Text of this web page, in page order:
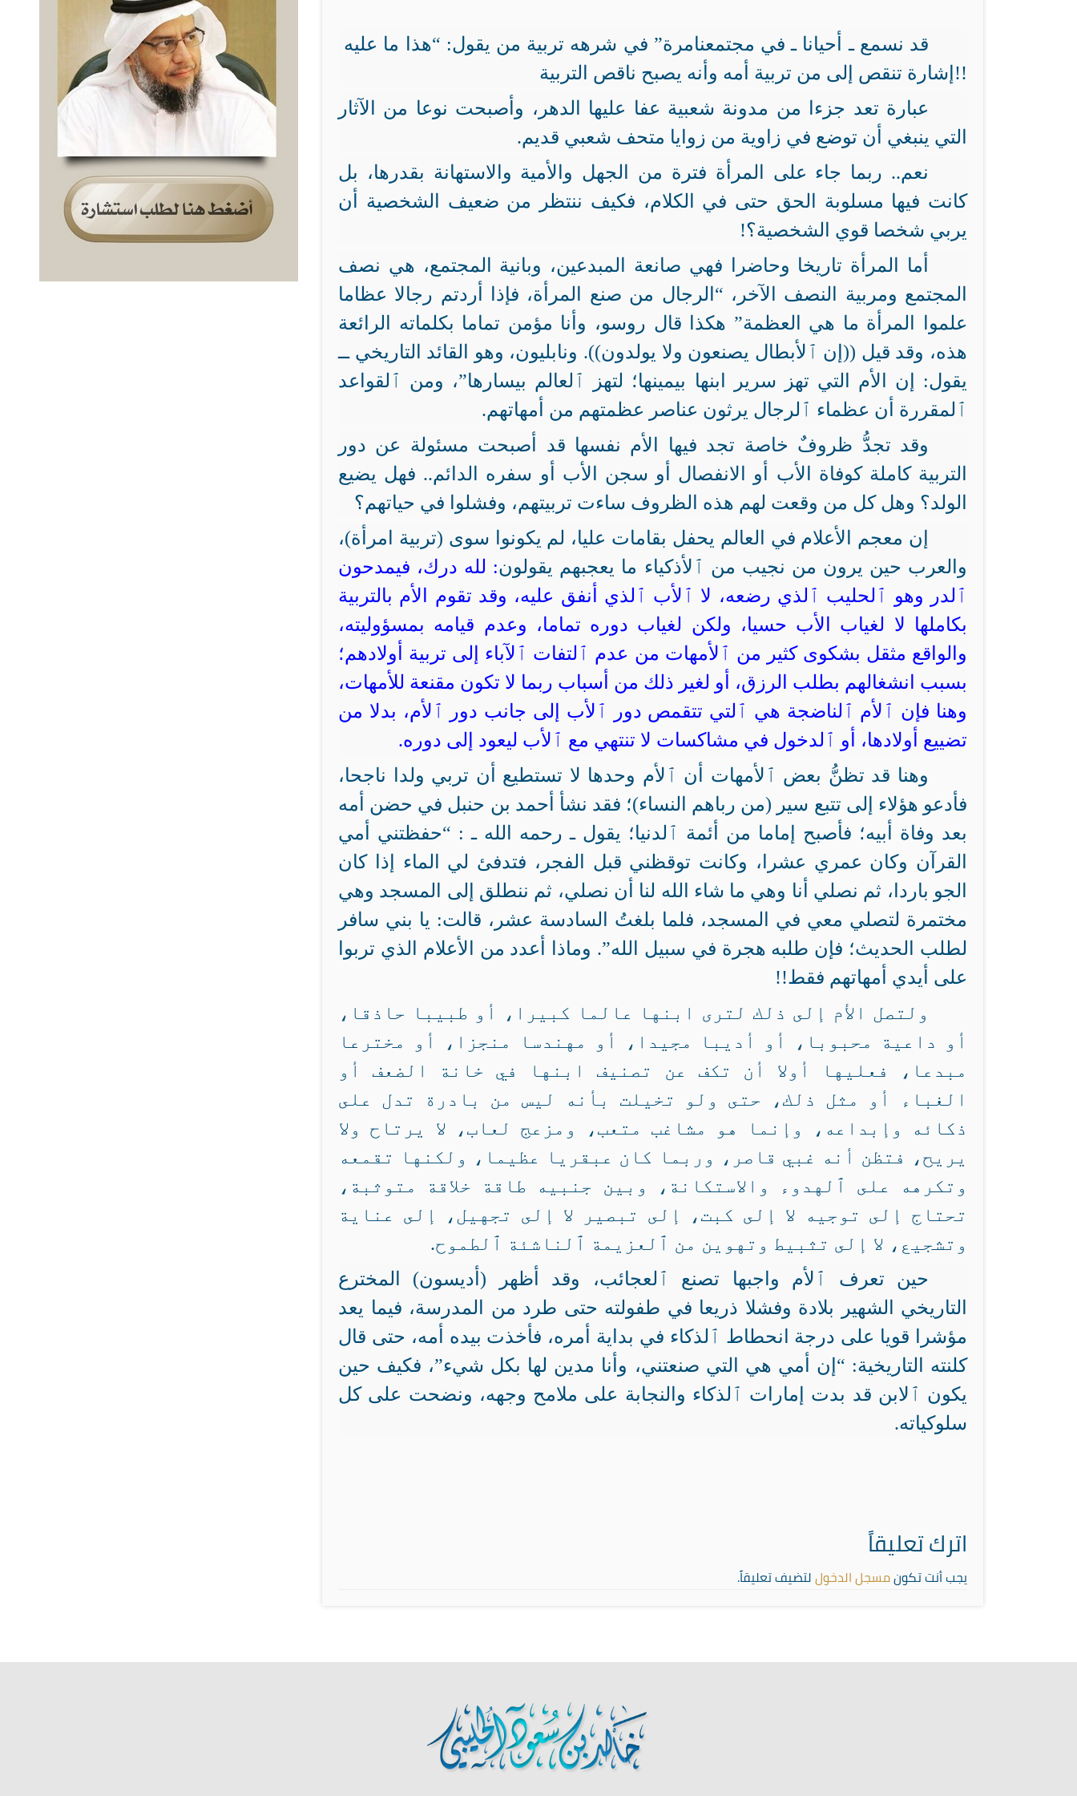
قد نسمع ـ أحيانا ـ في مجتمعنا من يقول: “هذا ما عليه شرهه تربية مرة” في
إشارة تنقص إلى من تربية أمه وأنه يصبح ناقص التربية!!
عبارة تعد جزءا من مدونة شعبية عفا عليها الدهر، وأصبحت نوعا من الآثار
التي ينبغي أن توضع في زاوية من زوايا متحف شعبي قديم.
نعم.. ربما جاء على المرأة فترة من الجهل والأمية والاستهانة بقدرها، بل
كانت فيها مسلوبة الحق حتى في الكلام، فكيف ننتظر من ضعيف الشخصية أن
يربي شخصا قوي الشخصية؟!
أما المرأة تاريخا وحاضرا فهي صانعة المبدعين، وبانية المجتمع، هي نصف
المجتمع ومربية النصف الآخر، “الرجال من صنع المرأة، فإذا أردتم رجالا عظاما
علموا المرأة ما هي العظمة” هكذا قال روسو، وأنا مؤمن تماما بكلماته الرائعة
هذه، وقد قيل ((إن ٱلأبطال يصنعون ولا يولدون)). ونابليون، وهو القائد التاريخي ــ
يقول: إن الأم التي تهز سرير ابنها بيمينها؛ لتهز ٱلعالم بيسارها”، ومن ٱلقواعد
ٱلمقررة أن عظماء ٱلرجال يرثون عناصر عظمتهم من أمهاتهم.
وقد تجدُّ ظروفٌ خاصة تجد فيها الأم نفسها قد أصبحت مسئولة عن دور
التربية كاملة كوفاة الأب أو الانفصال أو سجن الأب أو سفره الدائم.. فهل يضيع
الولد؟ وهل كل من وقعت لهم هذه الظروف ساءت تربيتهم، وفشلوا في حياتهم؟
إن معجم الأعلام في العالم يحفل بقامات عليا، لم يكونوا سوى (تربية امرأة)،
والعرب حين يرون من نجيب من ٱلأذكياء ما يعجبهم يقولون: لله درك، فيمدحون
ٱلدر وهو ٱلحليب ٱلذي رضعه، لا ٱلأب ٱلذي أنفق عليه، وقد تقوم الأم بالتربية
بكاملها لا لغياب الأب حسيا، ولكن لغياب دوره تماما، وعدم قيامه بمسؤوليته،
والواقع مثقل بشكوى كثير من ٱلأمهات من عدم ٱلتفات ٱلآباء إلى تربية أولادهم؛
بسبب انشغالهم بطلب الرزق، أو لغير ذلك من أسباب ربما لا تكون مقنعة للأمهات،
وهنا فإن ٱلأم ٱلناضجة هي ٱلتي تتقمص دور ٱلأب إلى جانب دور ٱلأم، بدلا من
تضييع أولادها، أو ٱلدخول في مشاكسات لا تنتهي مع ٱلأب ليعود إلى دوره.
وهنا قد تظنُّ بعض ٱلأمهات أن ٱلأم وحدها لا تستطيع أن تربي ولدا ناجحا،
فأدعو هؤلاء إلى تتبع سير (من رباهم النساء)؛ فقد نشأ أحمد بن حنبل في حضن أمه
بعد وفاة أبيه؛ فأصبح إماما من أئمة ٱلدنيا؛ يقول ـ رحمه الله ـ : “حفظتني أمي
القرآن وكان عمري عشرا، وكانت توقظني قبل الفجر، فتدفئ لي الماء إذا كان
الجو باردا، ثم نصلي أنا وهي ما شاء الله لنا أن نصلي، ثم ننطلق إلى المسجد وهي
مختمرة لتصلي معي في المسجد، فلما بلغتُ السادسة عشر، قالت: يا بني سافر
لطلب الحديث؛ فإن طلبه هجرة في سبيل الله”. وماذا أعدد من الأعلام الذي تربوا
على أيدي أمهاتهم فقط!!
ولتصل الأم إلى ذلك لترى ابنها عالما كبيرا، أو طبيبا حاذقا،
أو داعية محبوبا، أو أديبا مجيدا، أو مهندسا منجزا، أو مخترعا
مبدعا، فعليها أولا أن تكف عن تصنيف ابنها في خانة الضعف أو
الغباء أو مثل ذلك، حتى ولو تخيلت بأنه ليس من بادرة تدل على
ذكائه وإبداعه، وإنما هو مشاغب متعب، ومزعج لعاب، لا يرتاح ولا
يريح، فتظن أنه غبي قاصر، وربما كان عبقريا عظيما، ولكنها تقمعه
وتكرهه على ٱلهدوء والاستكانة، وبين جنبيه طاقة خلاقة متوثبة،
تحتاج إلى توجيه لا إلى كبت، إلى تبصير لا إلى تجهيل، إلى عناية
وتشجيع، لا إلى تثبيط وتهوين من ٱلعزيمة ٱلناشئة ٱلطموح.
حين تعرف ٱلأم واجبها تصنع ٱلعجائب، وقد أظهر (أديسون) المخترع
التاريخي الشهير بلادة وفشلا ذريعا في طفولته حتى طرد من المدرسة، فيما يعد
مؤشرا قويا على درجة انحطاط ٱلذكاء في بداية أمره، فأخذت بيده أمه، حتى قال
كلنته التاريخية: “إن أمي هي التي صنعتني، وأنا مدين لها بكل شيء”، فكيف حين
يكون ٱلابن قد بدت إمارات ٱلذكاء والنجابة على ملامح وجهه، ونضحت على كل
سلوكياته.
اترك تعليقاً
يجب أنت تكونمسجل الدخوللتضيف تعليقاً.